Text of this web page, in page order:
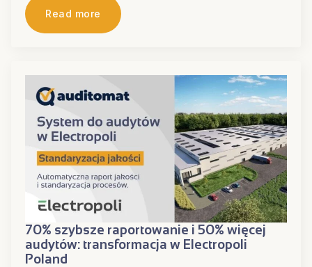
Read more
70% szybsze raportowanie i 50% więcej
audytów: transformacja w Electropoli
Poland